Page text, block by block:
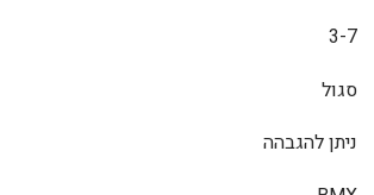
3-7
סגול
ניתן להגבהה